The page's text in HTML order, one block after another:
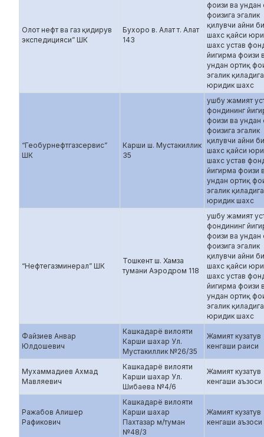
Олот нефт ва газ қидирув
экспедицияси” ШК
Бухоро в. Алат т. Алат
143
фоизи ва ундан
фоизига эгалик
қилувчи айни
шахс қайси
шахс устав
йигирма фоизи
ундан ортиқ
эгалик
юридик шахс
“Геобурнефтгазсервис”
ШК
Карши ш. Мустакиллик
35
ушбу жамият
фондининг
фоизи ва ундан
фоизига эгалик
қилувчи айни
шахс қайси
шахс устав
йигирма фоизи
ундан ортиқ
эгалик
юридик шахс
“Нефтегазминерал” ШК
Тошкент ш. Хамза
тумани Аэродром 118
ушбу жамият
фондининг
фоизи ва ундан
фоизига эгалик
қилувчи айни
шахс қайси
шахс устав
йигирма фоизи
ундан ортиқ
эгалик
юридик шахс
Файзиев Анвар
Юлдошевич
Кашкадарё вилояти
Карши шахар Ул.
Мустакиллик №26/35
Жамият кузатув
кенгаши раиси
Мухаммадиев Ахмад
Мавляевич
Кашкадарё вилояти
Карши шахар Ул.
Шибаева №4/6
Жамият кузатув
кенгаши аъзоси
Ражабов Алишер
Рафикович
Кашкадарё вилояти
Карши шахар
Пахтазар м/туман
№48/3
Жамият кузатув
кенгаши аъзоси